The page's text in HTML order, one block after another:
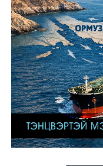
талаас илүү нь
бүртгэгдсэн
өдрүүдэд
нэмэгдэж,
анхааруулсан
шинэ сорилт